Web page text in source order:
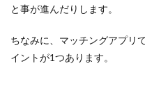
と事が進んだりします。
ちなみに、マッチングアプリ
イントが1つあります。